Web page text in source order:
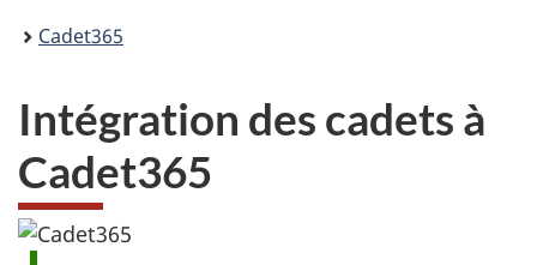
Cadet365
Intégration des cadets à
Cadet365